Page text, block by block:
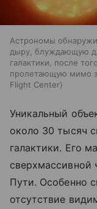
Астрономы
дыру, блуждающую
галактики, после
пролетающую мимо
Flight Center
Уникальный
около 30 тысяч
галактики. Его
сверхмассивной
Пути. Особенно
отсутствие